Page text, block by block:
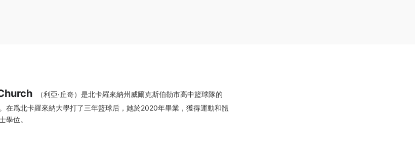
（利亞·丘奇）是北卡羅來納州威爾克斯伯勒市高中籃球隊的
在爲北卡羅來納大學打了三年籃球后，她於2020年畢業，獲得運動和體
學位。